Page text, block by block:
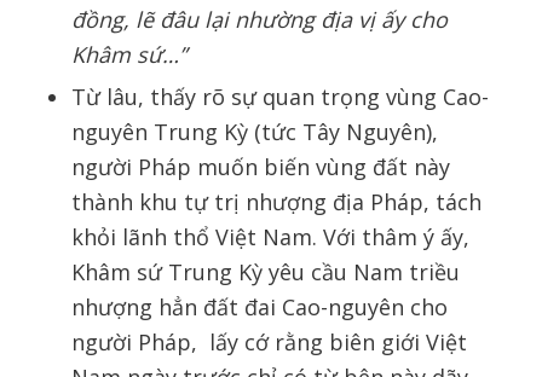
đồng, lẽ đâu lại nhường địa vị ấy cho
Khâm sứ…”
Từ lâu, thấy rõ sự quan trọng vùng Cao-
nguyên Trung Kỳ (tức Tây Nguyên),
người Pháp muốn biến vùng đất này
thành khu tự trị nhượng địa Pháp, tách
khỏi lãnh thổ Việt Nam. Với thâm ý ấy,
Khâm sứ Trung Kỳ yêu cầu Nam triều
nhượng hẳn đất đai Cao-nguyên cho
người Pháp, lấy cớ rằng biên giới Việt